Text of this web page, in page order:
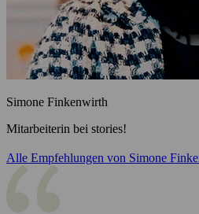
Simone Finkenwirth
Mitarbeiterin bei stories!
Alle Empfehlungen von Simone